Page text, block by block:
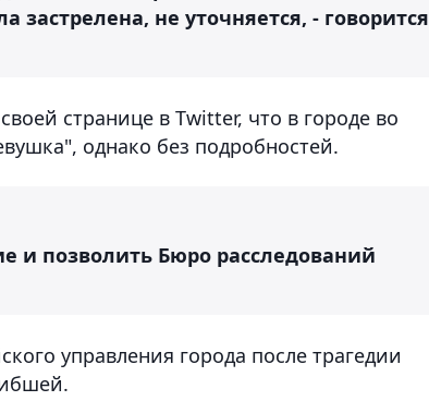
застрелена, не уточняется, - говорится
странице в Twitter, что в городе во
однако без подробностей.
и позволить Бюро расследований
управления города после трагедии